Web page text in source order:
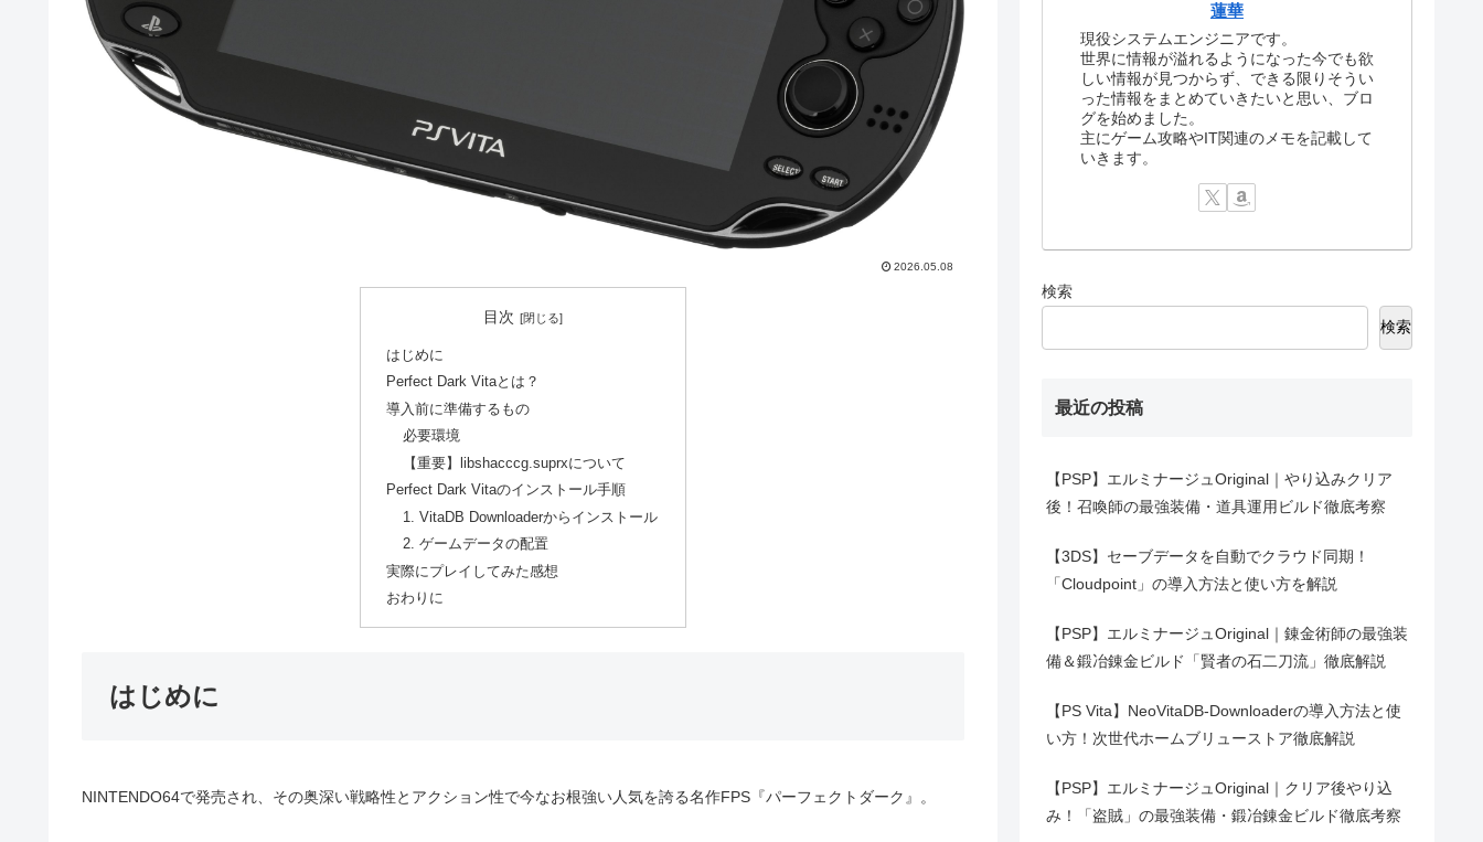
2026.05.08
目次
はじめに
Perfect Dark Vitaとは？
導入前に準備するもの
必要環境
【重要】libshacccg.suprxについて
Perfect Dark Vitaのインストール手順
1. VitaDB Downloaderからインストール
2. ゲームデータの配置
実際にプレイしてみた感想
おわりに
はじめに
NINTENDO64で発売され、その奥深い戦略性とアクション性で今なお根強い人気を誇る名作FPS『パーフェクトダーク』。
蓮華
現役システムエンジニアです。
世界に情報が溢れるようになった今でも欲
しい情報が見つからず、できる限りそうい
った情報をまとめていきたいと思い、ブロ
グを始めました。
主にゲーム攻略やIT関連のメモを記載して
いきます。
検索
検索
最近の投稿
【PSP】エルミナージュOriginal｜やり込みクリア
後！召喚師の最強装備・道具運用ビルド徹底考察
【3DS】セーブデータを自動でクラウド同期！
「Cloudpoint」の導入方法と使い方を解説
【PSP】エルミナージュOriginal｜錬金術師の最強装
備＆鍛冶錬金ビルド「賢者の石二刀流」徹底解説
【PS Vita】NeoVitaDB-Downloaderの導入方法と使
い方！次世代ホームブリューストア徹底解説
【PSP】エルミナージュOriginal｜クリア後やり込
み！「盗賊」の最強装備・鍛冶錬金ビルド徹底考察